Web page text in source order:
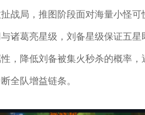
战局，推图阶段面对海量小怪
诸葛亮星级，刘备星级保证五
，降低刘备被集火秒杀的概率
全队增益链条。